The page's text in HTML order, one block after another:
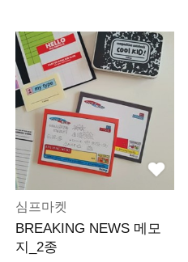
심프마켓
BREAKING NEWS 메모
지_2종